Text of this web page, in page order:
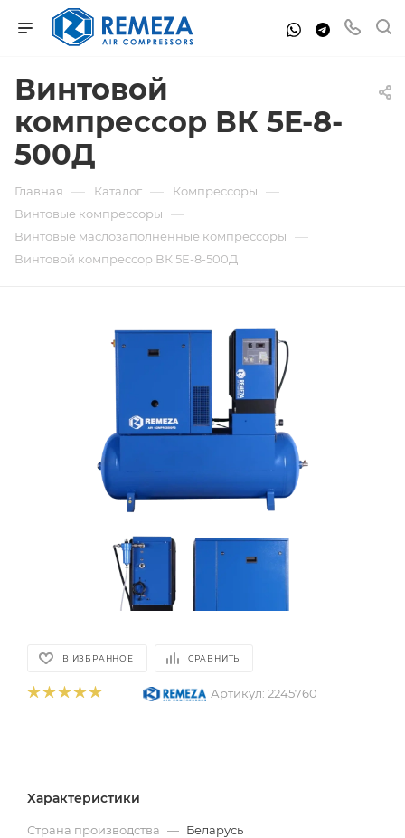
Винтовой
компрессор ВК 5E-8-
500Д
Главная — Каталог — Компрессоры —
Винтовые компрессоры —
Винтовые маслозаполненные компрессоры —
Винтовой компрессор ВК 5E-8-500Д
В ИЗБРАННОЕ СРАВНИТЬ
Артикул: 2245760
Характеристики
Страна производства — Беларусь